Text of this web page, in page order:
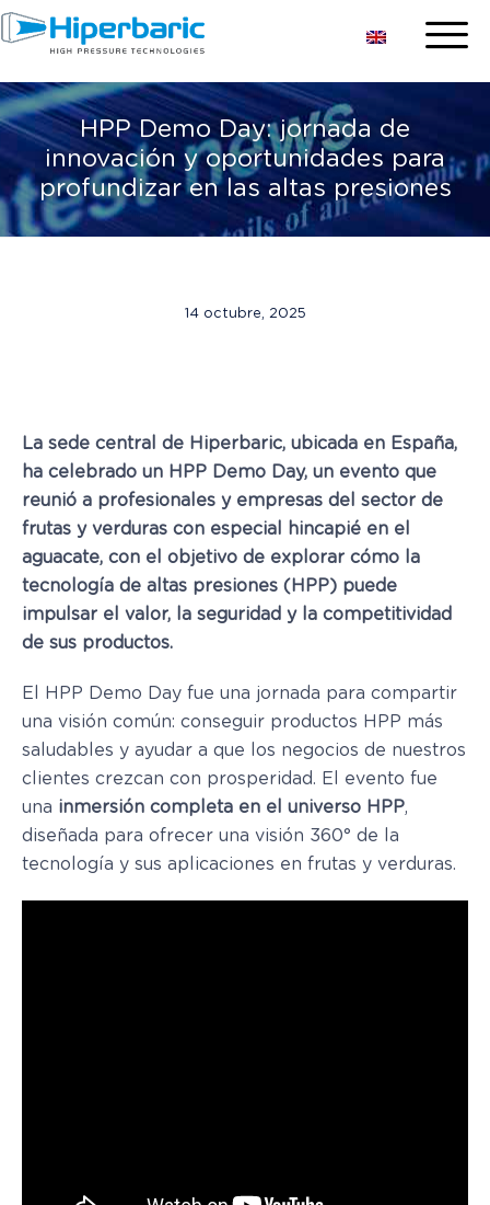
HPP Demo Day: jornada de
innovación y oportunidades para
profundizar en las altas presiones
14 octubre, 2025
La sede central de Hiperbaric, ubicada en España,
ha celebrado un HPP Demo Day, un evento que
reunió a profesionales y empresas del sector de
frutas y verduras con especial hincapié en el
aguacate, con el objetivo de explorar cómo la
tecnología de altas presiones (HPP) puede
impulsar el valor, la seguridad y la competitividad
de sus productos.
El HPP Demo Day fue una jornada para compartir
una visión común: conseguir productos HPP más
saludables y ayudar a que los negocios de nuestros
clientes crezcan con prosperidad. El evento fue
una inmersión completa en el universo HPP,
diseñada para ofrecer una visión 360° de la
tecnología y sus aplicaciones en frutas y verduras.